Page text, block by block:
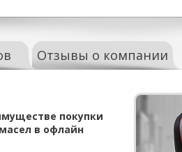
Отзывы о компании
покупки
в офлайн